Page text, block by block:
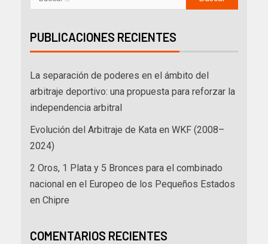
PUBLICACIONES RECIENTES
La separación de poderes en el ámbito del
arbitraje deportivo: una propuesta para reforzar la
independencia arbitral
Evolución del Arbitraje de Kata en WKF (2008–
2024)
2 Oros, 1 Plata y 5 Bronces para el combinado
nacional en el Europeo de los Pequeños Estados
en Chipre
COMENTARIOS RECIENTES